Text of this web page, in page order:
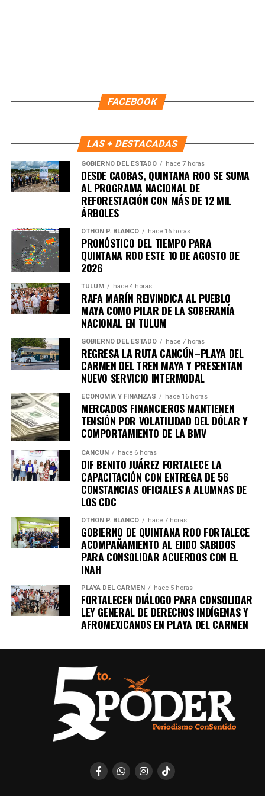
Únete al canal oficial de WhatsApp de
Quinto Podery recibe las noticias más
en tu teléfono.
Unirme al canal de WhatsApp
FACEBOOK
LAS + DESTACADAS
GOBIERNO DEL ESTADO hace 7 horas
DESDE CAOBAS, QUINTANA ROO SE SUMA
AL PROGRAMA NACIONAL DE
REFORESTACIÓN CON MÁS DE 12 MIL
ÁRBOLES
OTHON P. BLANCO hace 16 horas
PRONÓSTICO DEL TIEMPO PARA
QUINTANA ROO ESTE 10 DE AGOSTO DE
2026
TULUM hace 4 horas
RAFA MARÍN REIVINDICA AL PUEBLO
MAYA COMO PILAR DE LA SOBERANÍA
NACIONAL EN TULUM
GOBIERNO DEL ESTADO hace 7 horas
REGRESA LA RUTA CANCÚN–PLAYA DEL
CARMEN DEL TREN MAYA Y PRESENTAN
NUEVO SERVICIO INTERMODAL
ECONOMÍA Y FINANZAS hace 16 horas
MERCADOS FINANCIEROS MANTIENEN
TENSIÓN POR VOLATILIDAD DEL DÓLAR Y
COMPORTAMIENTO DE LA BMV
CANCÚN hace 6 horas
DIF BENITO JUÁREZ FORTALECE LA
CAPACITACIÓN CON ENTREGA DE 56
CONSTANCIAS OFICIALES A ALUMNAS DE
LOS CDC
OTHON P. BLANCO hace 7 horas
GOBIERNO DE QUINTANA ROO FORTALECE
ACOMPAÑAMIENTO AL EJIDO SABIDOS
PARA CONSOLIDAR ACUERDOS CON EL
INAH
PLAYA DEL CARMEN hace 5 horas
FORTALECEN DIÁLOGO PARA CONSOLIDAR
LEY GENERAL DE DERECHOS INDÍGENAS Y
AFROMEXICANOS EN PLAYA DEL CARMEN